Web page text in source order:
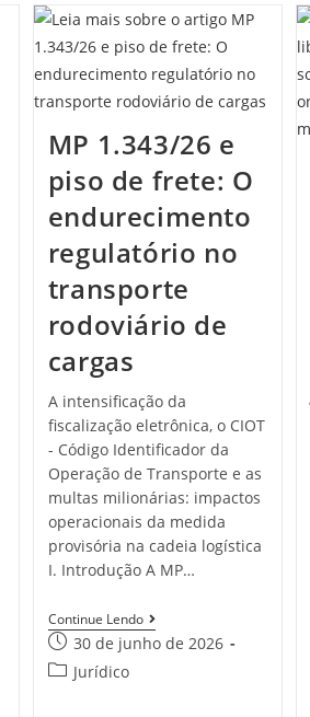
MP 1.343/26 e
piso de frete: O
endurecimento
regulatório no
transporte
rodoviário de
cargas
A intensificação da
fiscalização eletrônica, o CIOT
- Código Identificador da
Operação de Transporte e as
multas milionárias: impactos
operacionais da medida
provisória na cadeia logística
I. Introdução A MP…
Continue Lendo
30 de junho de 2026
Jurídico